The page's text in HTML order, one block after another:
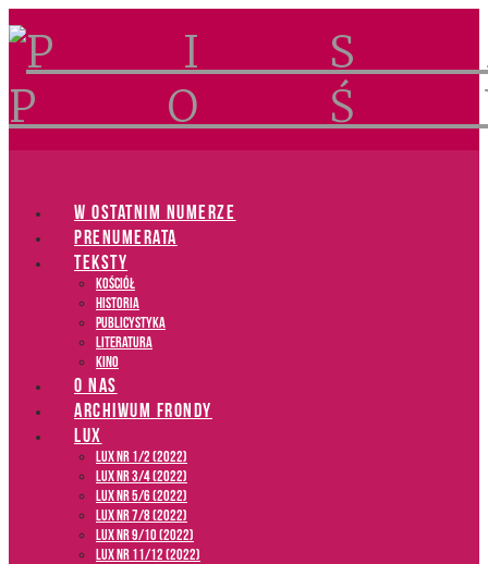
W OSTATNIM NUMERZE
PRENUMERATA
TEKSTY
Kościół
Historia
Publicystyka
Literatura
Kino
O NAS
ARCHIWUM FRONDY
LUX
LUX NR 1/2 (2022)
LUX NR 3/4 (2022)
LUX NR 5/6 (2022)
LUX NR 7/8 (2022)
LUX nr 9/10 (2022)
LUX NR 11/12 (2022)